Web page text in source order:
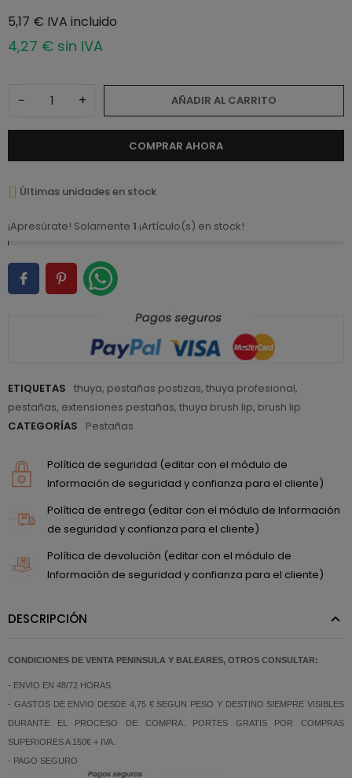
5,17 € IVA incluido
4,27 € sin IVA
− + AÑADIR AL CARRITO
COMPRAR AHORA
Últimas unidades en stock
¡Apresúrate! Solamente 1 ¡Artículo(s) en stock!
ETIQUETAS thuya, pestañas postizas, thuya profesional,
pestañas, extensiones pestañas, thuya brush lip, brush lip
CATEGORÍAS
Pestañas
Política de seguridad (editar con el módulo de
Información de seguridad y confianza para el cliente)
Política de entrega (editar con el módulo de Información
de seguridad y confianza para el cliente)
Política de devolución (editar con el módulo de
Información de seguridad y confianza para el cliente)
DESCRIPCIÓN
CONDICIONES DE VENTA PENINSULA Y BALEARES, OTROS CONSULTAR:
- ENVIO EN 48/72 HORAS
- GASTOS DE ENVIO DESDE 4,75 € SEGUN PESO Y DESTINO SIEMPRE VISIBLES
DURANTE EL PROCESO DE COMPRA. PORTES GRATIS POR COMPRAS
SUPERIORES A 150€ + IVA.
- PAGO SEGURO